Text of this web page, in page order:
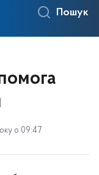
Пошук
о 09:47